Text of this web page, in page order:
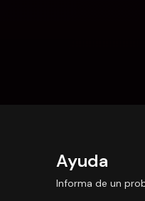
Ayuda
Informa de un